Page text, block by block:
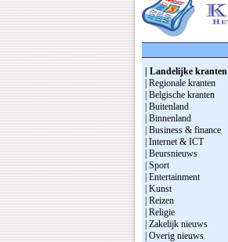
| Landelijke kranten
| Regionale kranten
| Belgische kranten
| Buitenland
| Binnenland
| Business & finance
| Internet & ICT
| Beursnieuws
| Sport
| Entertainment
| Kunst
| Reizen
| Religie
| Zakelijk nieuws
| Overig nieuws